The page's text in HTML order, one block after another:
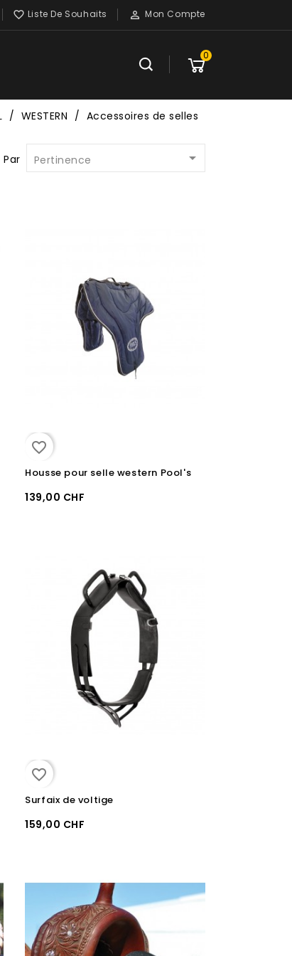
 Mon Compte
 Liste De Souhaits
0
WESTERN Accessoires de selles
Par Pertinence 
favorite_border
Housse pour selle western Pool's
139,00 CHF
favorite_border
Surfaix de voltige
159,00 CHF